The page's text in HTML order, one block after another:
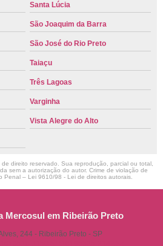
Santa Lúcia
São Joaquim da Barra
São José do Rio Preto
Taiaçu
Três Lagoas
Varginha
Vista Alegre do Alto
direito reservado. Sua reprodução, parcial ou total,
sem a autorização do autor. Crime de violação de
Penal – Lei 9610/98 - Lei de direitos autorais
Mercosul em Ribeirão Preto
244 - Ribeirão Preto - SP